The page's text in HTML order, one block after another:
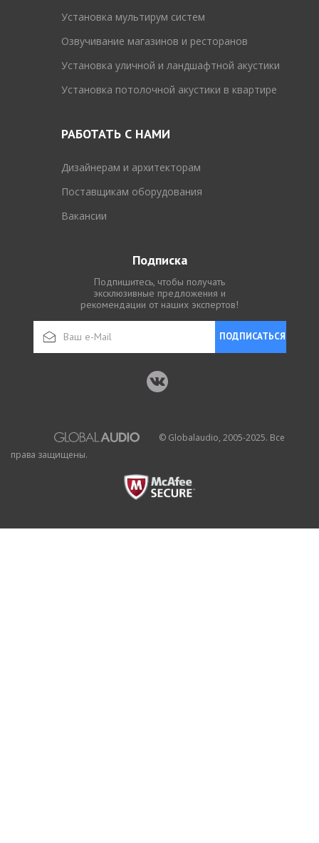
Установка мультирум систем
Озвучивание магазинов и ресторанов
Установка уличной и ландшафтной акустики
Установка потолочной акустики в квартире
РАБОТАТЬ С НАМИ
Дизайнерам и архитекторам
Поставщикам оборудования
Вакансии
Подписка
Подпишитесь, чтобы получать
эксклюзивные предложения и
рекомендации от наших экспертов!
ПОДПИСАТЬСЯ
© Globalaudio, 2005-2025. Все
права защищены.